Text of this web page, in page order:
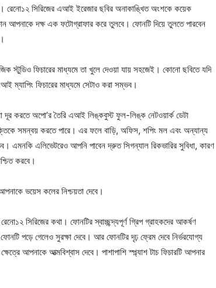
সিরিজের এআই ইরেজার ছবির অনাকাঙ্খিত অংশকে কয়েক
আপনাকে দক্ষ এক ফটোগ্রাফার করে তুলবে। ফোনটি দিয়ে তুলতে পারবেন
ফিচারের মাধ্যমে তা খুলে দেওয়া যায় সহজেই। কোনো ছবিতে যদি
ফিচারের মাধ্যমে সেটাও করা সম্ভব।
দূর করতে অপো’র তৈরি এআই লিঙ্কবুস্ট ফুল-লিঙ্ক নেটওয়ার্ক ডেটা
সমন্বয় করতে পারে। এর ফলে বাড়ি, অফিস, শপিং মল এবং অন্যান্য
এমনকি এলিভেটরেও আপনি পাবেন দ্রুত সিগন্যাল রিকভারির সুবিধা, কারণ
করবে।
ভয়েস কলের নিশ্চয়তা দেবে।
সিরিজের কথা। ফোনটির স্বাচ্ছন্দ্যপূর্ণ গ্রিপ গ্রাহকদের আকর্ষণ
পড়ে গেলেও সুরক্ষা দেবে। আর ফোনটির দৃঢ় ফ্রেম দেবে নির্ভরযোগ্য
আপনাকে আত্মবিশ্বাস দেবে। পাশাপাশি স্প্ল্যাশ টাচ ফিচারটি আপনার